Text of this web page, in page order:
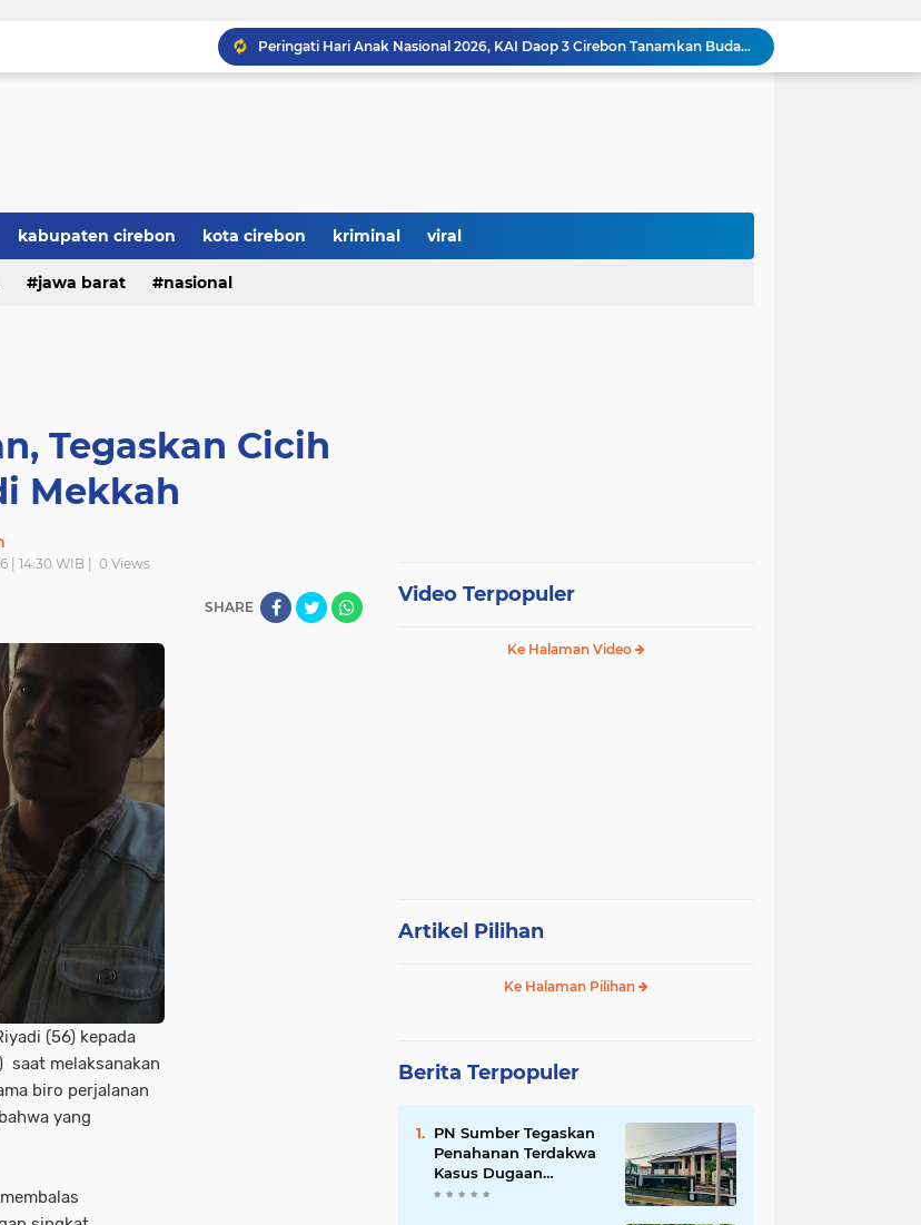
Peringati Hari Anak Nasional 2026, KAI Daop 3 Cirebon Tanamkan Budaya Keselamatan Kereta Api Sejak Dini
Sosialisasi MBG di Bandung Tekankan Pentingnya Asupan Bergizi
PN Sumber Tegaskan Penahanan Terdakwa Kasus Dugaan Pemalsuan Dokumen Lahan Sesuai KUHAP
kabupaten cirebon kota cirebon kriminal viral
jawa barat nasional
Tegaskan Cicih
Mekkah
| 14:30 WIB | 0 Views
SHARE
(56) kepada
saat melaksanakan
biro perjalanan
yang
Video Terpopuler
Ke Halaman Video
Artikel Pilihan
Ke Halaman Pilihan
Berita Terpopuler
PN Sumber Tegaskan
Penahanan Terdakwa
Kasus Dugaan
Pemalsuan Dokumen